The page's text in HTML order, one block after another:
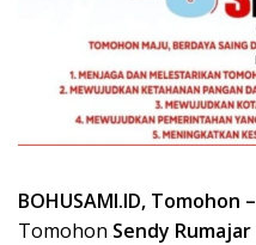
BOHUSAMI.ID, Tomohon –
Tomohon Sendy Rumajar